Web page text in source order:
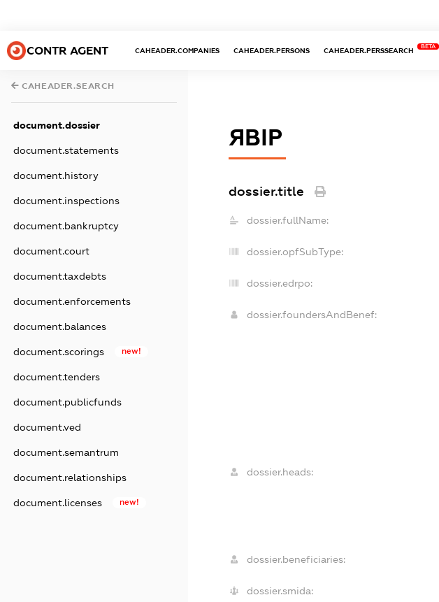
CONTR AGENT CAHEADER.COMPANIES CAHEADER.PERSONS CAHEADER.PERSSEARCH
BETA
CAHEADER.SEARCH
document.dossier
document.statements
document.history
document.inspections
document.bankruptcy
document.court
document.taxdebts
document.enforcements
document.balances
document.scorings new!
document.tenders
document.publicfunds
document.ved
document.semantrum
document.relationships
document.licenses new!
ЯВІР
dossier.title
dossier.fullName:
dossier.opfSubType:
dossier.edrpo:
dossier.foundersAndBenef:
dossier.heads:
dossier.beneficiaries:
dossier.smida: